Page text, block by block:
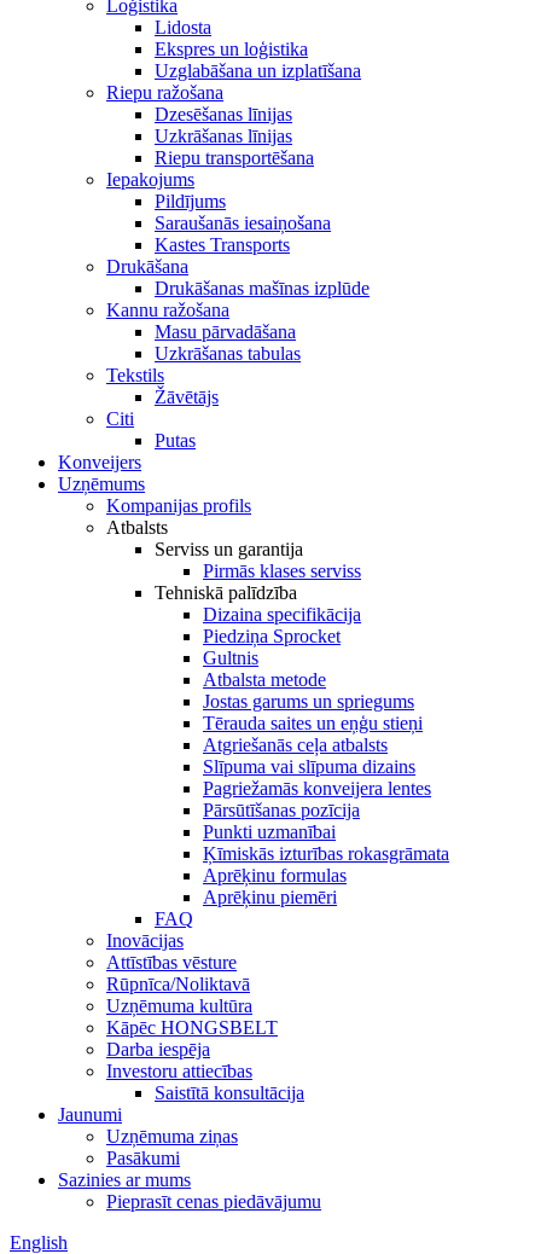
Loģistika
Lidosta
Ekspres un loģistika
Uzglabāšana un izplatīšana
Riepu ražošana
Dzesēšanas līnijas
Uzkrāšanas līnijas
Riepu transportēšana
Iepakojums
Pildījums
Saraušanās iesaiņošana
Kastes Transports
Drukāšana
Drukāšanas mašīnas izplūde
Kannu ražošana
Masu pārvadāšana
Uzkrāšanas tabulas
Tekstils
Žāvētājs
Citi
Putas
Konveijers
Uzņēmums
Kompanijas profils
Atbalsts
Serviss un garantija
Pirmās klases serviss
Tehniskā palīdzība
Dizaina specifikācija
Piedziņa Sprocket
Gultnis
Atbalsta metode
Jostas garums un spriegums
Tērauda saites un eņģu stieņi
Atgriešanās ceļa atbalsts
Slīpuma vai slīpuma dizains
Pagriežamās konveijera lentes
Pārsūtīšanas pozīcija
Punkti uzmanībai
Ķīmiskās izturības rokasgrāmata
Aprēķinu formulas
Aprēķinu piemēri
FAQ
Inovācijas
Attīstības vēsture
Rūpnīca/Noliktavā
Uzņēmuma kultūra
Kāpēc HONGSBELT
Darba iespēja
Investoru attiecības
Saistītā konsultācija
Jaunumi
Uzņēmuma ziņas
Pasākumi
Sazinies ar mums
Pieprasīt cenas piedāvājumu
English